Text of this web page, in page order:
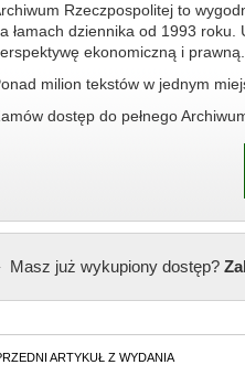
Rzeczpospolitej to
łamach dziennika od 1993 roku.
ekonomiczną i prawną.
milion tekstów w jednym
dostęp do pełnego
Masz już wykupiony dostęp?
ARTYKUŁ Z WYDANIA